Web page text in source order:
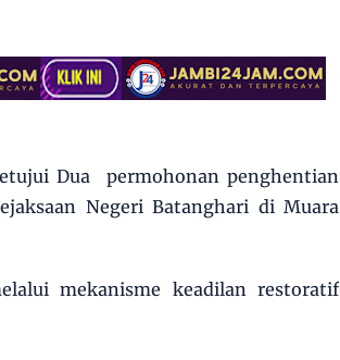
Dua permohonan penghentian
Negeri Batanghari di Muara
mekanisme keadilan restoratif